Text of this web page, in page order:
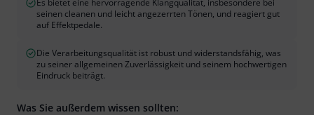
Es bietet eine hervorragende Klangqualität, insbesondere bei
seinen cleanen und leicht angezerrten Tönen, und reagiert gut
auf Effektpedale.
Die Verarbeitungsqualität ist robust und widerstandsfähig, was
zu seiner allgemeinen Zuverlässigkeit und seinem hochwertigen
Eindruck beiträgt.
Was Sie außerdem wissen sollten: